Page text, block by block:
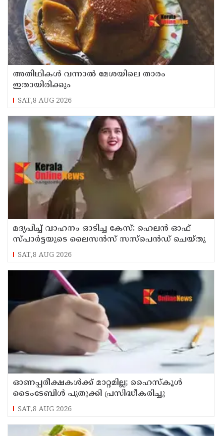
അതിഥികൾ വന്നാൽ മേശയിലെ താരം
ഇതായിരിക്കും
SAT,8 AUG 2026
മദ്യപിച്ച് വാഹനം ഓടിച്ച കേസ്: ഹെലൻ ഓഫ്
സ്പാർട്ടയുടെ ലൈസൻസ് സസ്പെൻഡ് ചെയ്തു
SAT,8 AUG 2026
ഓണപ്പരീക്ഷകള്‍ക്ക് മാറ്റമില്ല; ഹൈസ്കൂള്‍
ടൈംടേബിള്‍ പുതുക്കി പ്രസിദ്ധീകരിച്ചു
SAT,8 AUG 2026